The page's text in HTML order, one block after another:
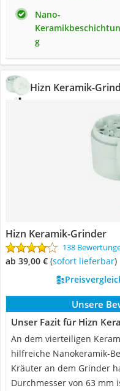
Nano-
Keramikbeschichtun
g
Hizn Keramik-
Hizn Keramik-Grinder
138
ab 39,00 € ( Sofort lieferbar)
Unsere
Unser Fazit für Hizn
An dem vierteiligen
hilfreiche Nanokeramik-
Kräuter an dem Grinder
Durchmesser von 63 mm